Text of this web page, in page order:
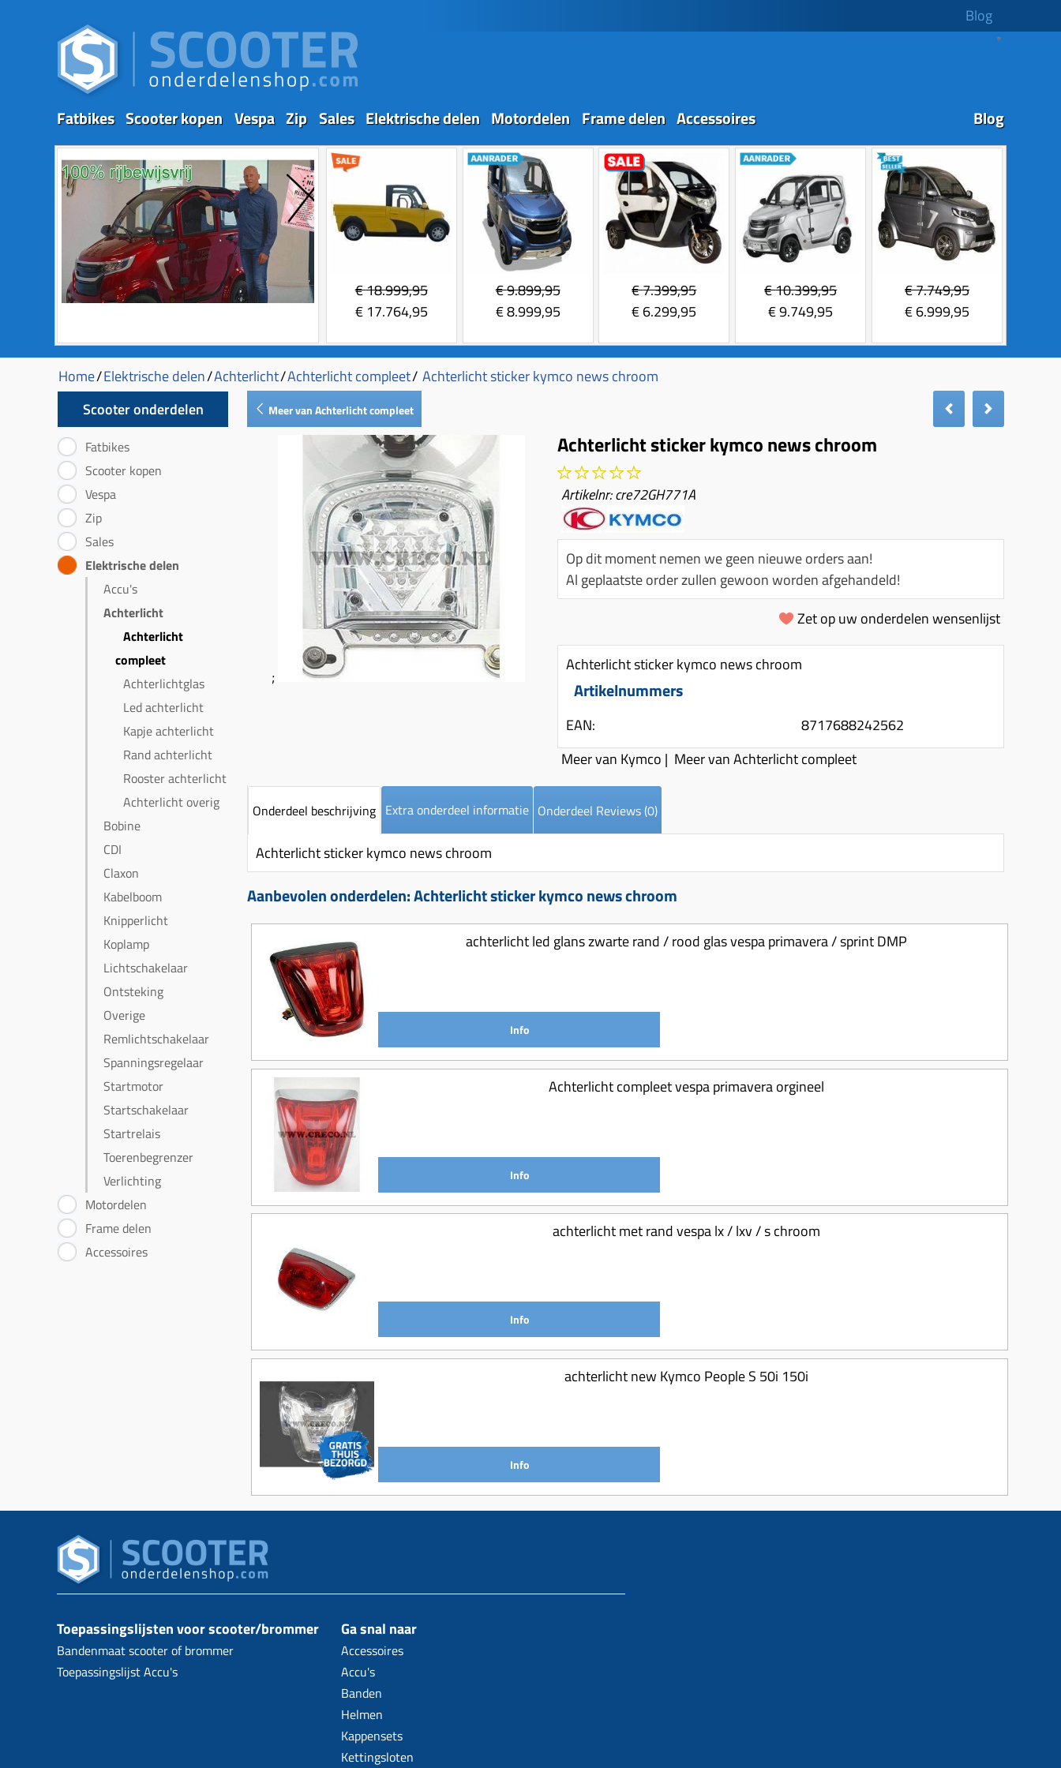
Blog
Fatbikes Scooter kopen Vespa Zip Sales Elektrische delen Motordelen Frame delen Accessoires Blog
€18.999,95
€ 17.764,95
€9.899,95
€8.999,95
€7.399,95
€6.299,95
€10.399,95
€9.749,95
€7.749,95
€6.999,95
Home/Elektrische delen/Achterlicht/Achterlicht compleet/ Achterlicht sticker kymco news chroom
Scooter onderdelen
Fatbikes
Scooter kopen
Vespa
Zip
Sales
Elektrische delen
Accu's
Achterlicht
Achterlicht
compleet
Achterlichtglas
Led achterlicht
Kapje achterlicht
Rand achterlicht
Rooster achterlicht
Achterlicht overig
Bobine
CDI
Claxon
Kabelboom
Knipperlicht
Koplamp
Lichtschakelaar
Ontsteking
Overige
Remlichtschakelaar
Spanningsregelaar
Startmotor
Startschakelaar
Startrelais
Toerenbegrenzer
Verlichting
Motordelen
Frame delen
Accessoires
Meer van Achterlicht compleet
;
Achterlicht sticker kymco news chroom
Artikelnr:cre72GH771A
Op dit moment nemen we geen nieuwe orders aan!
Al geplaatste order zullen gewoon worden afgehandeld!
Zet op uw onderdelen wensenlijst
Achterlicht sticker kymco news chroom
Artikelnummers
EAN:
8717688242562
Meer van Kymco | Meer van Achterlicht compleet
Onderdeel beschrijving Extra onderdeel informatie Onderdeel Reviews (0)
Achterlicht sticker kymco news chroom
Aanbevolen onderdelen: Achterlicht sticker kymco news chroom
achterlicht led glans zwarte rand / rood glas vespa primavera / sprint DMP
Info
Achterlicht compleet vespa primavera orgineel
Info
achterlicht met rand vespa lx / lxv / s chroom
Info
achterlicht new Kymco People S 50i 150i
Info
Toepassingslijsten voor scooter/brommer
Bandenmaat scooter of brommer
Toepassingslijst Accu's
Ga snal naar
Accessoires
Accu's
Banden
Helmen
Kappensets
Kettingsloten